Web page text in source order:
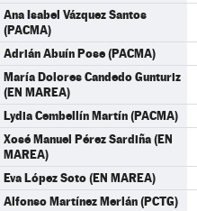
Ana Isabel Vázquez Santos
(PACMA)
Adrián Abuín Pose (PACMA)
María Dolores Candedo Gunturiz
(EN MAREA)
Lydia Cembellín Martín (PACMA)
Xosé Manuel Pérez Sardiña (EN
MAREA)
Eva López Soto (EN MAREA)
Alfonso Martínez Merlán (PCTG)